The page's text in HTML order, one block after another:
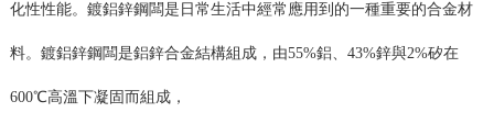
化性性能。鍍鋁鋅鋼闆是日常生活中經常應用到的一種重要的合金材
料。鍍鋁鋅鋼闆是鋁鋅合金結構組成，由55%鋁、43%鋅與2%矽在
600℃高溫下凝固而組成，